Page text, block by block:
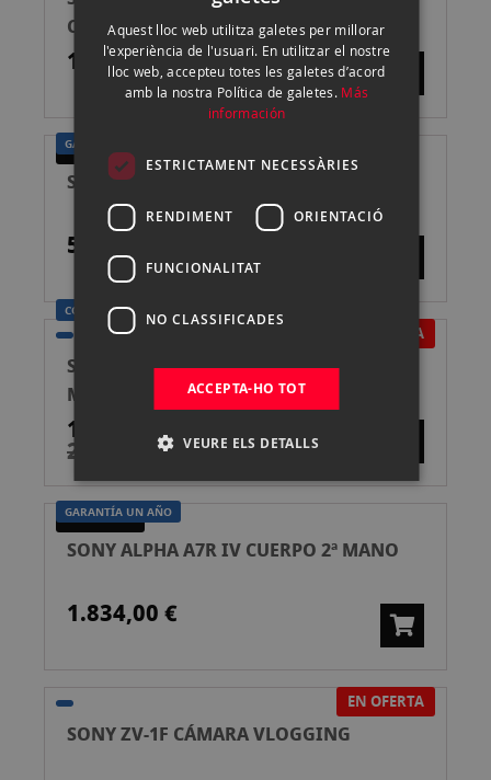
COMPACTA
1.249,00 €
GARANTÍA UN AÑO
SEGONA MÀ
SONY ALPHA A7S CUERPO 2ª MANO
582,00 €
CONSULTA LAS PROMOCIONES
EN OFERTA
SONY A7 C + 28-60 NEGRO CÁMARA
MIRRORLESS
1.999,00 €
2.399,00 €
GARANTÍA UN AÑO
SEGONA MÀ
SONY ALPHA A7R IV CUERPO 2ª MANO
1.834,00 €
EN OFERTA
SONY ZV-1F CÁMARA VLOGGING
ENGLISH
CATALAN
Aquest lloc web utilitza galetes per millorar
l'experiència de l'usuari. En utilitzar el nostre
lloc web, accepteu totes les galetes d’acord
amb la nostra Política de galetes. Más
información
ESTRICTAMENT NECESSÀRIES
RENDIMENT ORIENTACIÓ
FUNCIONALITAT
NO CLASSIFICADES
ACCEPTA-HO TOT
VEURE ELS DETALLS